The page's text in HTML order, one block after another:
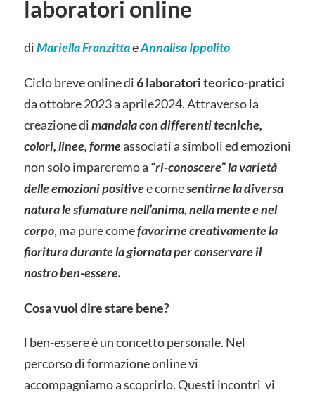
laboratori online
diMariella FranzittaeAnnalisa Ippolito
Ciclo breve online di6 laboratori teorico-pratici
da ottobre 2023 a aprile2024. Attraverso la
creazione dimandala con differenti tecniche,
colori, linee, formeassociati a simboli ed emozioni
non solo impareremo a “ri-conoscere” la varietà
delle emozioni positivee comesentirne la diversa
natura le sfumature nell’anima, nella mente e nel
corpo, ma pure comefavorirne creativamente la
fioritura durante la giornata per conservare il
nostro ben-essere.
Cosa vuol dire stare bene?
l ben-essere è un concetto personale. Nel
percorso di formazione online vi
accompagniamo a scoprirlo. Questi incontri vi